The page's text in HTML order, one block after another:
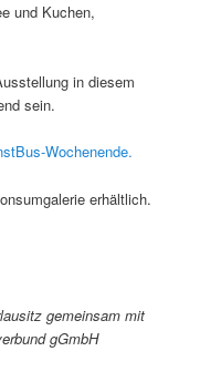
und Kuchen,
in diesem
sein.
Wochenende.
erhältlich.
gemeinsam mit
gGmbH